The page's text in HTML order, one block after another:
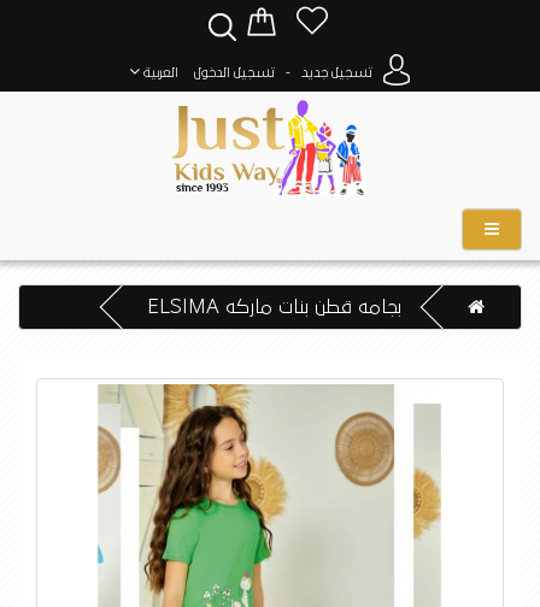
تسجيل جديد - تسجيل الدخول العربية
بجامه قطن بنات ماركه ELSIMA